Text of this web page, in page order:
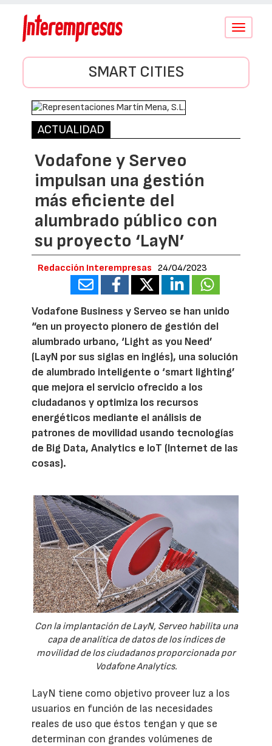
Conmutar
SMART CITIES
ACTUALIDAD
Vodafone y Serveo
impulsan una gestión
más eficiente del
alumbrado público con
su proyecto ‘LayN’
Redacción Interempresas 24/04/2023
Vodafone Business y Serveo se han unido
“en un proyecto pionero de gestión del
alumbrado urbano, ‘Light as you Need’
(LayN por sus siglas en inglés), una solución
de alumbrado inteligente o ‘smart lighting’
que mejora el servicio ofrecido a los
ciudadanos y optimiza los recursos
energéticos mediante el análisis de
patrones de movilidad usando tecnologías
de Big Data, Analytics e IoT (Internet de las
cosas).
Con la implantación de LayN, Serveo habilita una
capa de analítica de datos de los índices de
movilidad de los ciudadanos proporcionada por
Vodafone Analytics.
LayN tiene como objetivo proveer luz a los
usuarios en función de las necesidades
reales de uso que éstos tengan y que se
determinan con grandes volúmenes de